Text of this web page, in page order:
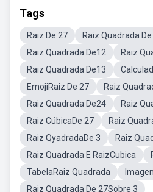
Tags
Raiz De 27
Raiz Quadrada
Raiz Quadrada De12
Raiz
Raiz Quadrada De13
EmojiRaiz De 27
Raiz
Raiz Quadrada De24
Raiz
Raiz CúbicaDe 27
Raiz
Raiz QyadradaDe 3
Raiz
Raiz Quadrada E RaizCubica
TabelaRaiz Quadrada
Raiz Quadrada De 27Sobre 3